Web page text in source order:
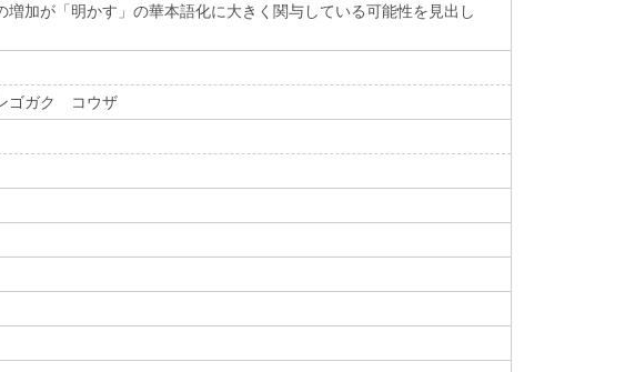
加が「明かす」の華本語化に大きく関与している可能性を見出し
ゴガク コウザ